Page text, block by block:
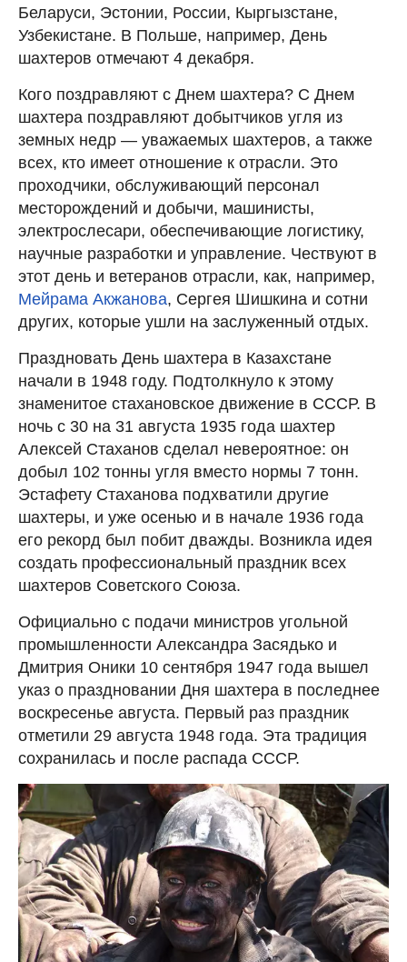
Беларуси, Эстонии, России, Кыргызстане,
Узбекистане. В Польше, например, День
шахтеров отмечают 4 декабря.
Кого поздравляют с Днем шахтера? С Днем
шахтера поздравляют добытчиков угля из
земных недр — уважаемых шахтеров, а также
всех, кто имеет отношение к отрасли. Это
проходчики, обслуживающий персонал
месторождений и добычи, машинисты,
электрослесари, обеспечивающие логистику,
научные разработки и управление. Чествуют в
этот день и ветеранов отрасли, как, например,
Мейрама Акжанова, Сергея Шишкина и сотни
других, которые ушли на заслуженный отдых.
Праздновать День шахтера в Казахстане
начали в 1948 году. Подтолкнуло к этому
знаменитое стахановское движение в СССР. В
ночь с 30 на 31 августа 1935 года шахтер
Алексей Стаханов сделал невероятное: он
добыл 102 тонны угля вместо нормы 7 тонн.
Эстафету Стаханова подхватили другие
шахтеры, и уже осенью и в начале 1936 года
его рекорд был побит дважды. Возникла идея
создать профессиональный праздник всех
шахтеров Советского Союза.
Официально с подачи министров угольной
промышленности Александра Засядько и
Дмитрия Оники 10 сентября 1947 года вышел
указ о праздновании Дня шахтера в последнее
воскресенье августа. Первый раз праздник
отметили 29 августа 1948 года. Эта традиция
сохранилась и после распада СССР.